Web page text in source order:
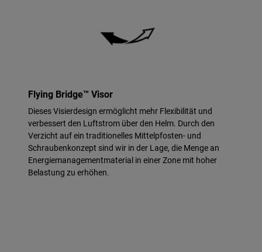
Flying Bridge™ Visor
Dieses Visierdesign ermöglicht mehr Flexibilität und
verbessert den Luftstrom über den Helm. Durch den
Verzicht auf ein traditionelles Mittelpfosten- und
Schraubenkonzept sind wir in der Lage, die Menge an
Energiemanagementmaterial in einer Zone mit hoher
Belastung zu erhöhen.